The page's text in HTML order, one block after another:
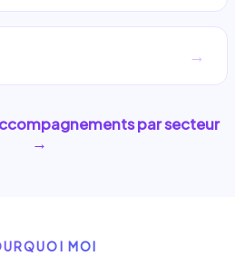
→
par secteur
→
MOI